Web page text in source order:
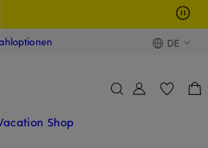
DE
Shop